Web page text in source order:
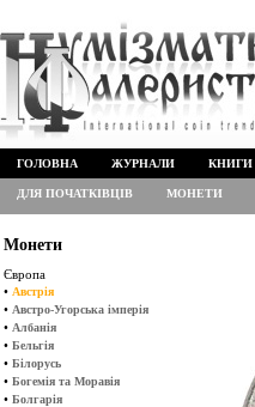
ГОЛОВНА ЖУРНАЛИ КНИГИ
ДЛЯ ПОЧАТКІВЦІВ МОНЕТИ
Монети
Європа
• Австрія
• Австро-Угорська імперія
• Албанія
• Бельгія
• Білорусь
• Богемія та Моравія
• Болгарія